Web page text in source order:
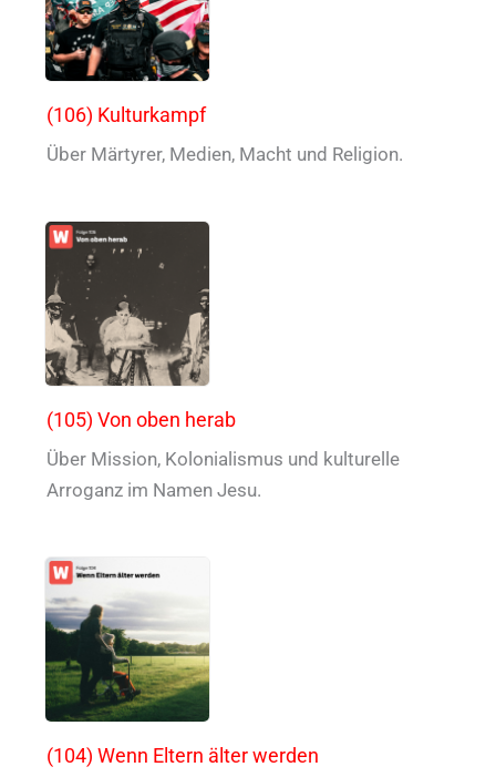
(106) Kulturkampf
Über Märtyrer, Medien, Macht und Religion.
(105) Von oben herab
Über Mission, Kolonialismus und kulturelle
Arroganz im Namen Jesu.
(104) Wenn Eltern älter werden